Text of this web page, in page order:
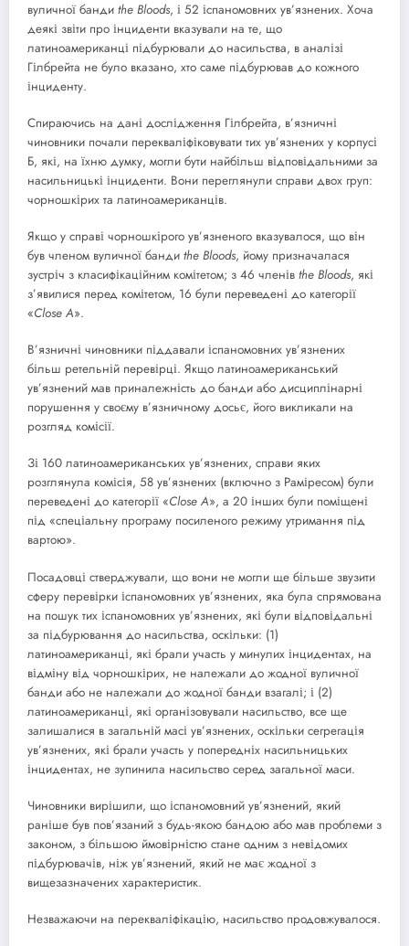
вуличної банди the Bloods, і 52 іспаномовних ув’язнених. Хоча
деякі звіти про інциденти вказували на те, що
латиноамериканці підбурювали до насильства, в аналізі
Гілбрейта не було вказано, хто саме підбурював до кожного
інциденту.
Спираючись на дані дослідження Гілбрейта, в’язничні
чиновники почали перекваліфіковувати тих ув’язнених у корпусі
Б, які, на їхню думку, могли бути найбільш відповідальними за
насильницькі інциденти. Вони переглянули справи двох груп:
чорношкірих та латиноамериканців.
Якщо у справі чорношкірого ув’язненого вказувалося, що він
був членом вуличної банди the Bloods, йому призначалася
зустріч з класифікаційним комітетом; з 46 членів the Bloods, які
з’явилися перед комітетом, 16 були переведені до категорії
«Close A».
В’язничні чиновники піддавали іспаномовних ув’язнених
більш ретельній перевірці. Якщо латиноамериканський
ув’язнений мав приналежність до банди або дисциплінарні
порушення у своєму в’язничному досьє, його викликали на
розгляд комісії.
Зі 160 латиноамериканських ув’язнених, справи яких
розглянула комісія, 58 ув’язнених (включно з Раміресом) були
переведені до категорії «Close A», а 20 інших були поміщені
під «спеціальну програму посиленого режиму утримання під
вартою».
Посадовці стверджували, що вони не могли ще більше звузити
сферу перевірки іспаномовних ув’язнених, яка була спрямована
на пошук тих іспаномовних ув’язнених, які були відповідальні
за підбурювання до насильства, оскільки: (1)
латиноамериканці, які брали участь у минулих інцидентах, на
відміну від чорношкірих, не належали до жодної вуличної
банди або не належали до жодної банди взагалі; і (2)
латиноамериканці, які організовували насильство, все ще
залишалися в загальній масі ув’язнених, оскільки сегрегація
ув’язнених, які брали участь у попередніх насильницьких
інцидентах, не зупинила насильство серед загальної маси.
Чиновники вирішили, що іспаномовний ув’язнений, який
раніше був пов’язаний з будь-якою бандою або мав проблеми з
законом, з більшою ймовірністю стане одним з невідомих
підбурювачів, ніж ув’язнений, який не має жодної з
вищезазначених характеристик.
Незважаючи на перекваліфікацію, насильство продовжувалося.